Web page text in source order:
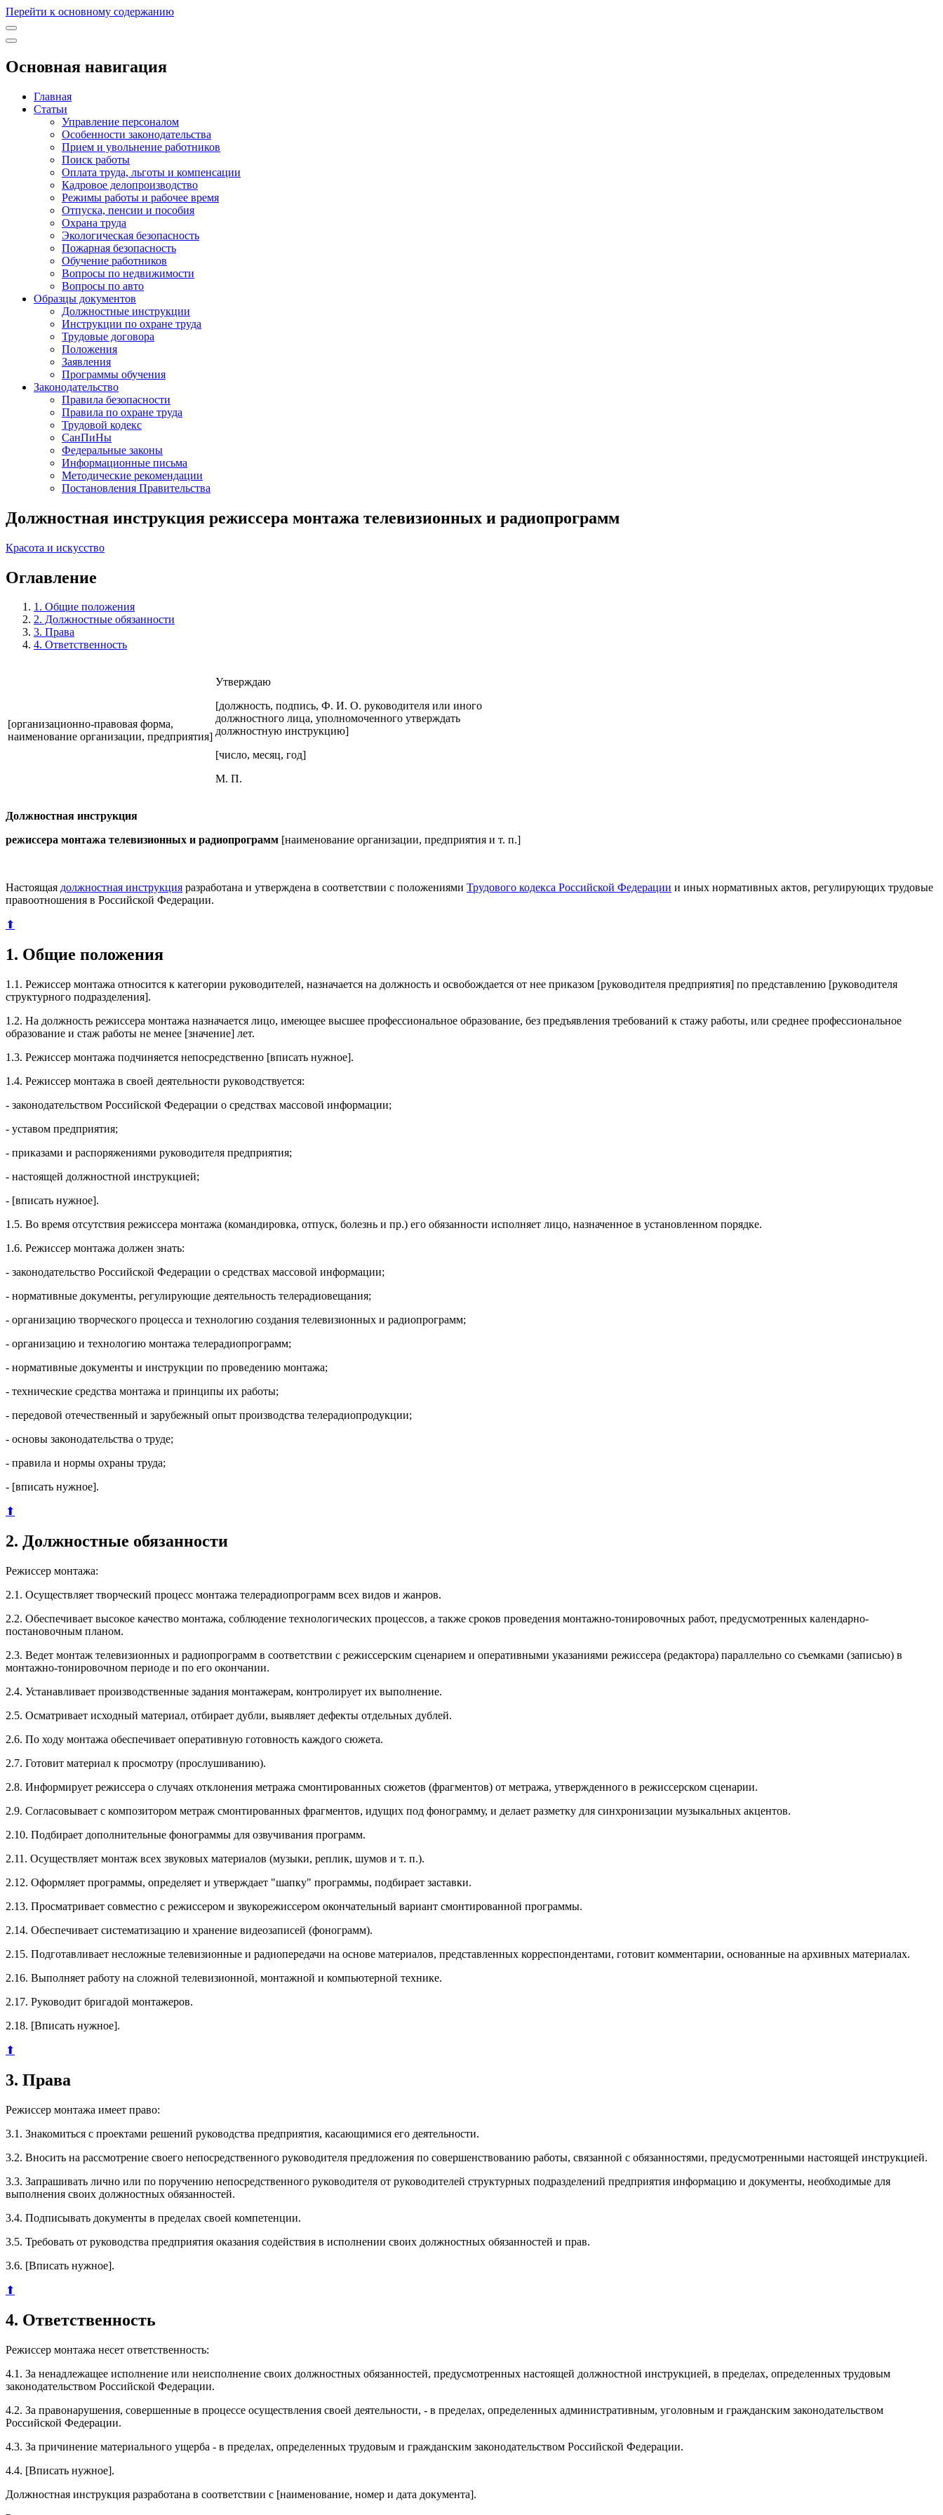
Перейти к основному содержанию
Основная навигация
Главная
Статьи
Управление персоналом
Особенности законодательства
Прием и увольнение работников
Поиск работы
Оплата труда, льготы и компенсации
Кадровое делопроизводство
Режимы работы и рабочее время
Отпуска, пенсии и пособия
Охрана труда
Экологическая безопасность
Пожарная безопасность
Обучение работников
Вопросы по недвижимости
Вопросы по авто
Образцы документов
Должностные инструкции
Инструкции по охране труда
Трудовые договора
Положения
Заявления
Программы обучения
Законодательство
Правила безопасности
Правила по охране труда
Трудовой кодекс
СанПиНы
Федеральные законы
Информационные письма
Методические рекомендации
Постановления Правительства
Должностная инструкция режиссера монтажа телевизионных и радиопрограмм
Красота и искусство
Оглавление
1. Общие положения
2. Должностные обязанности
3. Права
4. Ответственность
[организационно-правовая форма,
наименование организации, предприятия]
Утверждаю
[должность, подпись, Ф. И. О. руководителя или иного
должностного лица, уполномоченного утверждать
должностную инструкцию]
[число, месяц, год]
М. П.
Должностная инструкция
режиссера монтажа телевизионных и радиопрограмм [наименование организации, предприятия и т. п.]
Настоящая должностная инструкция разработана и утверждена в соответствии с положениями Трудового кодекса Российской Федерации и иных нормативных актов, регулирующих трудовые
правоотношения в Российской Федерации.
⬆
1. Общие положения
1.1. Режиссер монтажа относится к категории руководителей, назначается на должность и освобождается от нее приказом [руководителя предприятия] по представлению [руководителя
структурного подразделения].
1.2. На должность режиссера монтажа назначается лицо, имеющее высшее профессиональное образование, без предъявления требований к стажу работы, или среднее профессиональное
образование и стаж работы не менее [значение] лет.
1.3. Режиссер монтажа подчиняется непосредственно [вписать нужное].
1.4. Режиссер монтажа в своей деятельности руководствуется:
- законодательством Российской Федерации о средствах массовой информации;
- уставом предприятия;
- приказами и распоряжениями руководителя предприятия;
- настоящей должностной инструкцией;
- [вписать нужное].
1.5. Во время отсутствия режиссера монтажа (командировка, отпуск, болезнь и пр.) его обязанности исполняет лицо, назначенное в установленном порядке.
1.6. Режиссер монтажа должен знать:
- законодательство Российской Федерации о средствах массовой информации;
- нормативные документы, регулирующие деятельность телерадиовещания;
- организацию творческого процесса и технологию создания телевизионных и радиопрограмм;
- организацию и технологию монтажа телерадиопрограмм;
- нормативные документы и инструкции по проведению монтажа;
- технические средства монтажа и принципы их работы;
- передовой отечественный и зарубежный опыт производства телерадиопродукции;
- основы законодательства о труде;
- правила и нормы охраны труда;
- [вписать нужное].
⬆
2. Должностные обязанности
Режиссер монтажа:
2.1. Осуществляет творческий процесс монтажа телерадиопрограмм всех видов и жанров.
2.2. Обеспечивает высокое качество монтажа, соблюдение технологических процессов, а также сроков проведения монтажно-тонировочных работ, предусмотренных календарно-
постановочным планом.
2.3. Ведет монтаж телевизионных и радиопрограмм в соответствии с режиссерским сценарием и оперативными указаниями режиссера (редактора) параллельно со съемками (записью) в
монтажно-тонировочном периоде и по его окончании.
2.4. Устанавливает производственные задания монтажерам, контролирует их выполнение.
2.5. Осматривает исходный материал, отбирает дубли, выявляет дефекты отдельных дублей.
2.6. По ходу монтажа обеспечивает оперативную готовность каждого сюжета.
2.7. Готовит материал к просмотру (прослушиванию).
2.8. Информирует режиссера о случаях отклонения метража смонтированных сюжетов (фрагментов) от метража, утвержденного в режиссерском сценарии.
2.9. Согласовывает с композитором метраж смонтированных фрагментов, идущих под фонограмму, и делает разметку для синхронизации музыкальных акцентов.
2.10. Подбирает дополнительные фонограммы для озвучивания программ.
2.11. Осуществляет монтаж всех звуковых материалов (музыки, реплик, шумов и т. п.).
2.12. Оформляет программы, определяет и утверждает "шапку" программы, подбирает заставки.
2.13. Просматривает совместно с режиссером и звукорежиссером окончательный вариант смонтированной программы.
2.14. Обеспечивает систематизацию и хранение видеозаписей (фонограмм).
2.15. Подготавливает несложные телевизионные и радиопередачи на основе материалов, представленных корреспондентами, готовит комментарии, основанные на архивных материалах.
2.16. Выполняет работу на сложной телевизионной, монтажной и компьютерной технике.
2.17. Руководит бригадой монтажеров.
2.18. [Вписать нужное].
⬆
3. Права
Режиссер монтажа имеет право:
3.1. Знакомиться с проектами решений руководства предприятия, касающимися его деятельности.
3.2. Вносить на рассмотрение своего непосредственного руководителя предложения по совершенствованию работы, связанной с обязанностями, предусмотренными настоящей инструкцией.
3.3. Запрашивать лично или по поручению непосредственного руководителя от руководителей структурных подразделений предприятия информацию и документы, необходимые для
выполнения своих должностных обязанностей.
3.4. Подписывать документы в пределах своей компетенции.
3.5. Требовать от руководства предприятия оказания содействия в исполнении своих должностных обязанностей и прав.
3.6. [Вписать нужное].
⬆
4. Ответственность
Режиссер монтажа несет ответственность:
4.1. За ненадлежащее исполнение или неисполнение своих должностных обязанностей, предусмотренных настоящей должностной инструкцией, в пределах, определенных трудовым
законодательством Российской Федерации.
4.2. За правонарушения, совершенные в процессе осуществления своей деятельности, - в пределах, определенных административным, уголовным и гражданским законодательством
Российской Федерации.
4.3. За причинение материального ущерба - в пределах, определенных трудовым и гражданским законодательством Российской Федерации.
4.4. [Вписать нужное].
Должностная инструкция разработана в соответствии с [наименование, номер и дата документа].